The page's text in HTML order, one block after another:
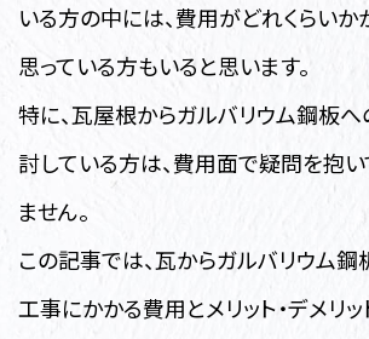
いる方の中には、費用がどれくらい
思っている方もいると思います。
特に、瓦屋根からガルバリウム鋼板
討している方は、費用面で疑問を抱
ません。
この記事では、瓦からガルバリウム
工事にかかる費用とメリット・デメリ